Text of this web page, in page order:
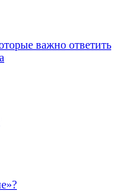
важно ответить